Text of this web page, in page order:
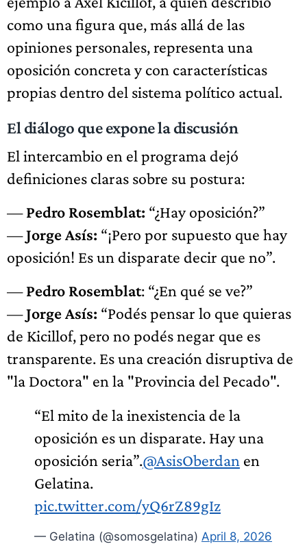
como una figura que, más allá de las
opiniones personales, representa una
oposición concreta y con características
propias dentro del sistema político actual.
El diálogo que expone la discusión
El intercambio en el programa dejó
definiciones claras sobre su postura:
—Pedro Rosemblat: “¿Hay oposición?”
—Jorge Asís: “¡Pero por supuesto que hay
oposición! Es un disparate decir que no”.
—Pedro Rosemblat: “¿En qué se ve?”
—Jorge Asís: “Podés pensar lo que quieras
de Kicillof, pero no podés negar que es
transparente. Es una creación disruptiva de
"la Doctora" en la "Provincia del Pecado".
“El mito de la inexistencia de la
oposición es un disparate. Hay una
oposición seria”.@AsisOberdan en
Gelatina.
pic.twitter.com/yQ6rZ89gIz
— Gelatina (@somosgelatina) April 8, 2026